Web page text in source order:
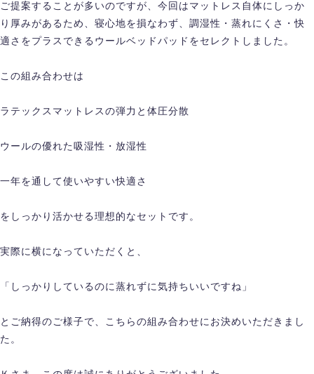
ご提案することが多いのですが、今回はマットレス自体にしっか
り厚みがあるため、寝心地を損なわず、調湿性・蒸れにくさ・快
適さをプラスできるウールベッドパッドをセレクトしました。
この組み合わせは
ラテックスマットレスの弾力と体圧分散
ウールの優れた吸湿性・放湿性
一年を通して使いやすい快適さ
をしっかり活かせる理想的なセットです。
実際に横になっていただくと、
「しっかりしているのに蒸れずに気持ちいいですね」
とご納得のご様子で、こちらの組み合わせにお決めいただきまし
た。